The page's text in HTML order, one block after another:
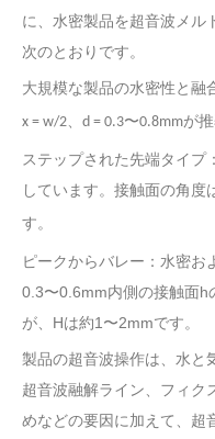
に、水密製品を超音波メル
次のとおりです。
大規模な製品の水密性と融
x = w/2、d = 0.3〜0.8mmが
ステップされた先端タイプ
しています。接触面の角度
す。
ピークからバレー：水密お
0.3〜0.6mm内側の接触面h
が、Hは約1〜2mmです。
製品の超音波操作は、水と
超音波融解ライン、フィク
めなどの要因に加えて、超